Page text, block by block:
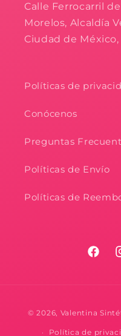
Calle Ferrocarril
Morelos, Alcaldía
Ciudad de México,
Políticas de
Conócenos
Preguntas
Políticas de Envío
Políticas de
© 2026, Valentina
Política de